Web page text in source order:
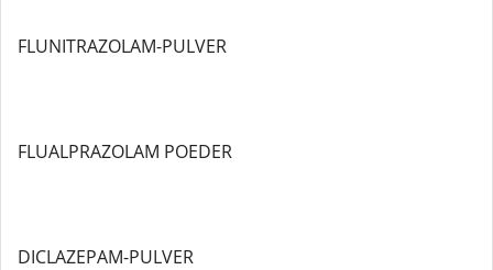
FLUNITRAZOLAM-PULVER
FLUALPRAZOLAM POEDER
DICLAZEPAM-PULVER